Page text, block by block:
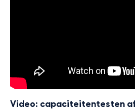
Video: capaciteitentesten